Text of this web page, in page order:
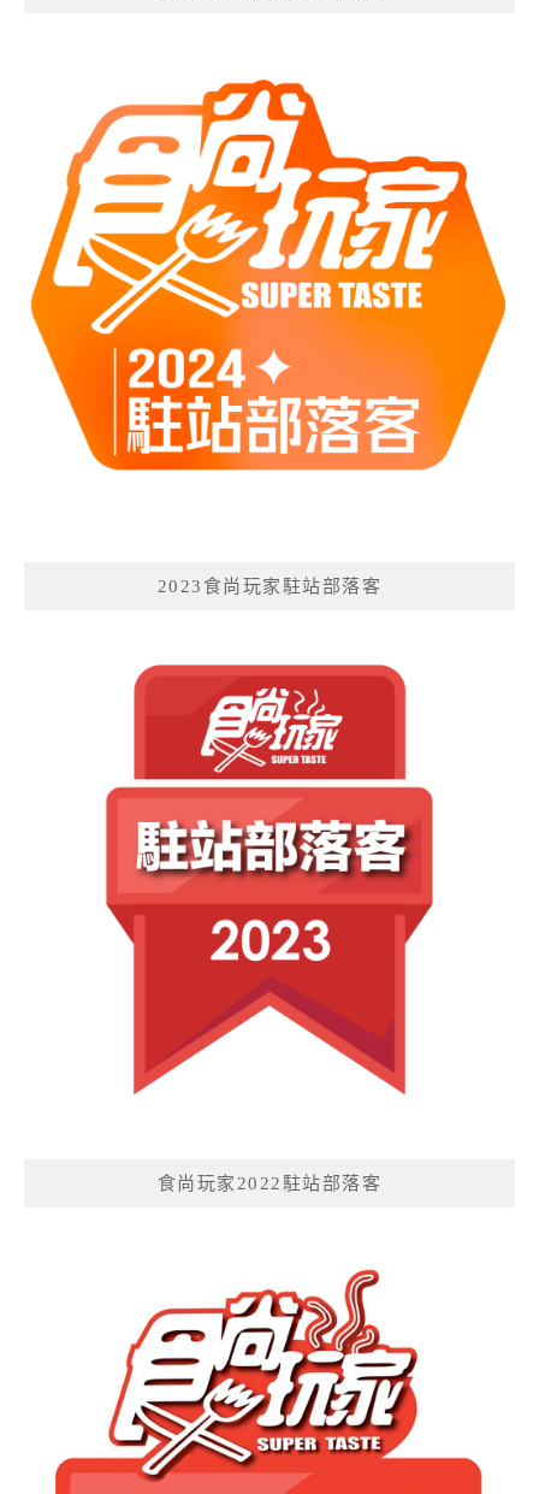
2023食尚玩家駐站部落客
食尚玩家2022駐站部落客